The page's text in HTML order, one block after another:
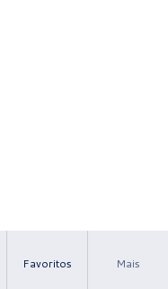
Favoritos Mais